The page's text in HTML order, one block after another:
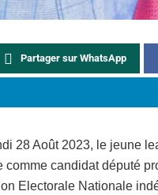
Partager sur WhatsApp
28 Août 2023, le jeune
comme candidat député
Electorale Nationale